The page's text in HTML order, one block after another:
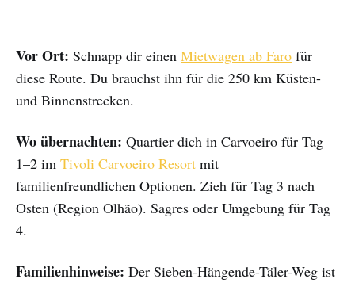
Vor Ort: Schnapp dir einen Mietwagen ab Faro für
diese Route. Du brauchst ihn für die 250 km Küsten-
und Binnenstrecken.
Wo übernachten: Quartier dich in Carvoeiro für Tag
1–2 im Tivoli Carvoeiro Resort mit
familienfreundlichen Optionen. Zieh für Tag 3 nach
Osten (Region Olhão). Sagres oder Umgebung für Tag
4.
Familienhinweise: Der Sieben-Hängende-Täler-Weg ist